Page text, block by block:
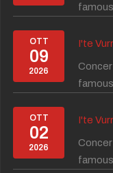
OTT
09
2026
I'te
OTT
02
2026
I'te